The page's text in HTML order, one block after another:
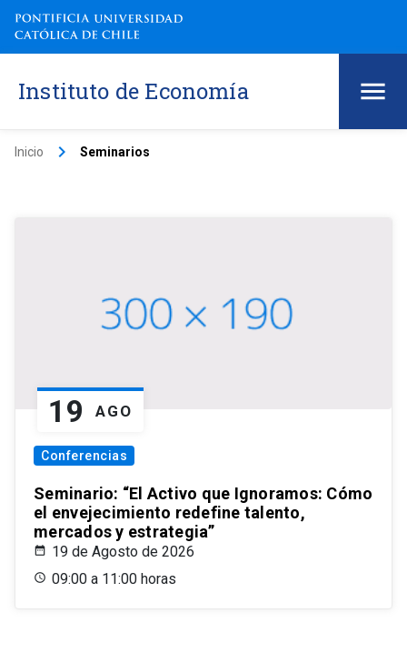
Instituto de Economía
Inicio keyboard_arrow_right Seminarios
19 AGO
Conferencias
Seminario: “El Activo que Ignoramos: Cómo
el envejecimiento redefine talento,
mercados y estrategia”
19 de Agosto de 2026
09:00 a 11:00 horas